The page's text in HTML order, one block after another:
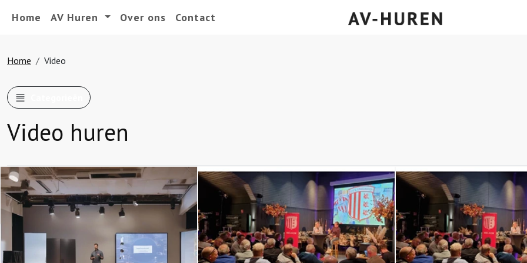
Home AV Huren Over ons Contact
Home Video
Video huren